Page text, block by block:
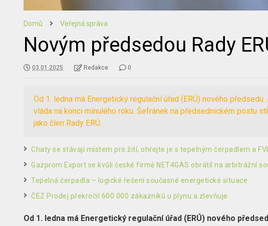
Domů Veřejná správa
Novým předsedou Rady
03.01.2025 Redakce 0
Od 1. ledna má Energetický regulační úřad (ERÚ) nového
vláda na konci minulého roku. Šefránek na předsednickém postu
jako člen Rady ERÚ.
Chaty se stávají místem pro žití, ohřejte je s tepelným čerpadlem a
Gazprom Export se kvůli české firmě NET4GAS obrátil na arbitrážní
Tepelná čerpadla – logické řešení současné energetické situace
ČEZ Prodej překročil 600 000 zákazníků u plynu a zlevňuje
Od 1. ledna má Energetický regulační úřad (ERÚ) nového